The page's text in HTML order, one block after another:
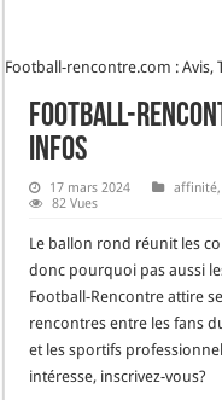
Football-rencontre.com : Avis,
Football-
Infos
17 mars 2024 affinité
82 Vues
Le ballon rond réunit les
donc pourquoi pas aussi
Football-Rencontre attire
rencontres entre les fans
et les sportifs
intéresse, inscrivez-vous?